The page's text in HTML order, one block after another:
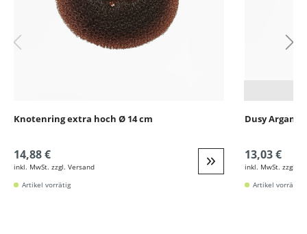
Knotenring extra hoch Ø 14 cm
14,88 €
inkl. MwSt. zzgl. Versand Weiter zur Detail
Artikel vorrätig
Dusy Arganöl
13,03 €
inkl. MwSt. zzgl.
Artikel vorrätig